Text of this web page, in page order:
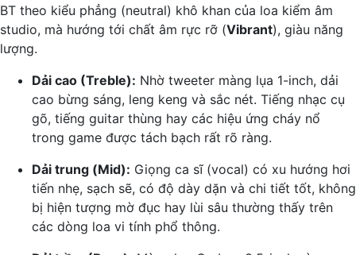
BT theo kiểu phẳng (neutral) khô khan của loa kiểm âm
studio, mà hướng tới chất âm rực rỡ (Vibrant), giàu năng
lượng.
Dải cao (Treble): Nhờ tweeter màng lụa 1-inch, dải
cao bừng sáng, leng keng và sắc nét. Tiếng nhạc cụ
gõ, tiếng guitar thùng hay các hiệu ứng cháy nổ
trong game được tách bạch rất rõ ràng.
Dải trung (Mid): Giọng ca sĩ (vocal) có xu hướng hơi
tiến nhẹ, sạch sẽ, có độ dày dặn và chi tiết tốt, không
bị hiện tượng mờ đục hay lùi sâu thường thấy trên
các dòng loa vi tính phổ thông.